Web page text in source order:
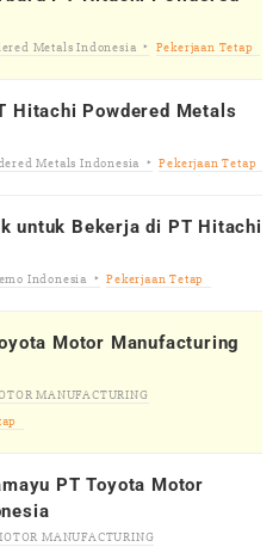
Metals Indonesia Pekerjaan Tetap
Hitachi Powdered Metals
Metals Indonesia Pekerjaan Tetap
untuk Bekerja di PT Hitachi
Indonesia Pekerjaan Tetap
Motor Manufacturing
MANUFACTURING
PT Toyota Motor
MANUFACTURING